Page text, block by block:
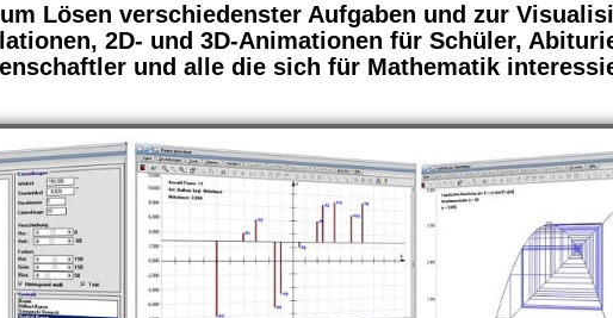
Lösen verschiedenster Aufgaben und zur
2D- und 3D-Animationen für Schüler,
und alle die sich für Mathematik